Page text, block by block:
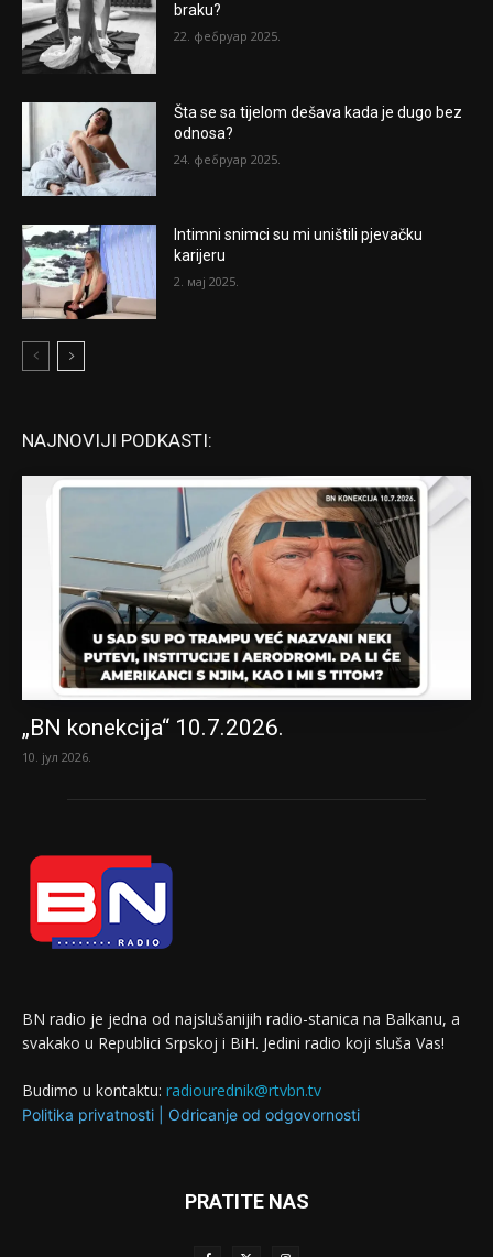
braku?
22. фебруар 2025.
Šta se sa tijelom dešava kada je dugo bez
odnosa?
24. фебруар 2025.
Intimni snimci su mi uništili pjevačku
karijeru
2. мај 2025.
NAJNOVIJI PODKASTI:
„BN konekcija“ 10.7.2026.
10. јул 2026.
BN radio je jedna od najslušanijih radio-stanica na Balkanu, a
svakako u Republici Srpskoj i BiH. Jedini radio koji sluša Vas!
Budimo u kontaktu: radiourednik@rtvbn.tv
Politika privatnosti Odricanje od odgovornosti
PRATITE NAS